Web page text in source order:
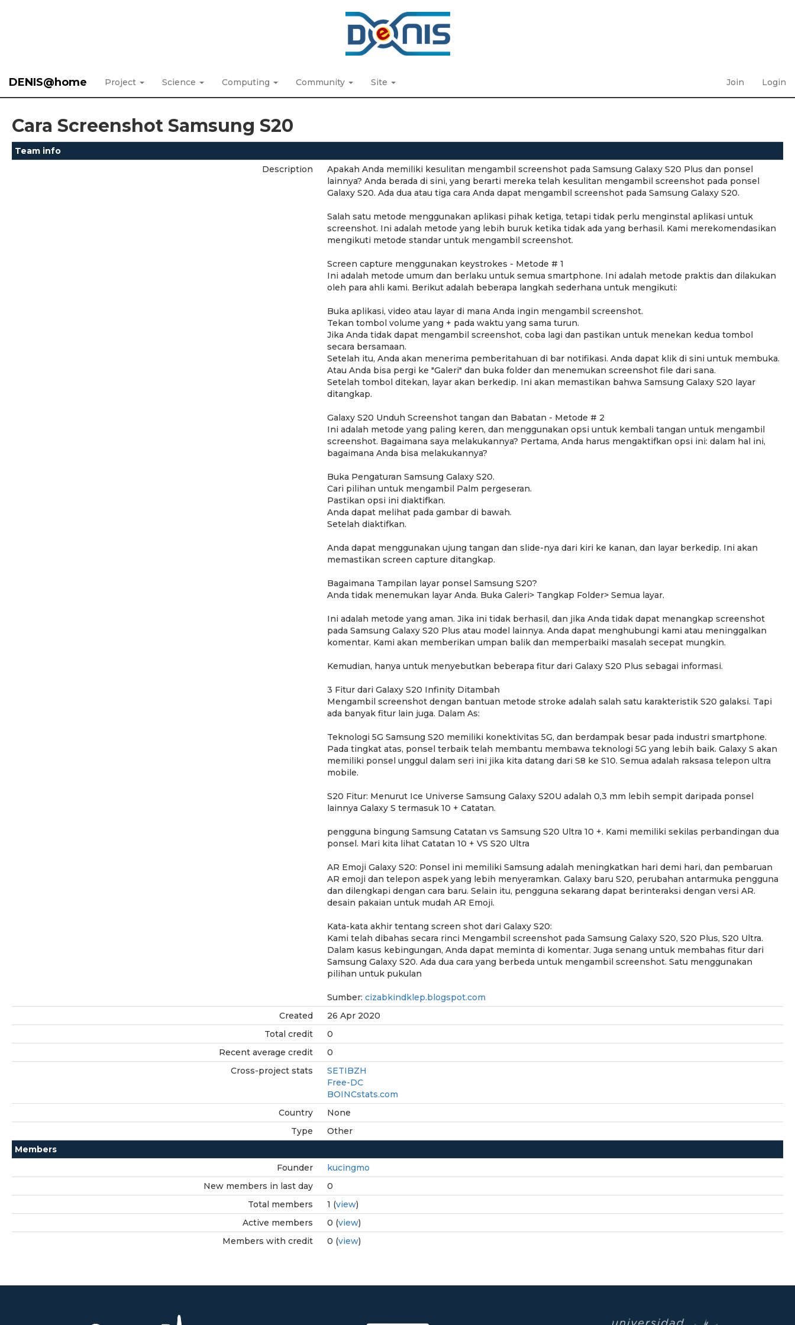
DENIS@home Project Science Computing Community Site Join Login
Cara Screenshot Samsung S20
Team info
Description
Apakah Anda memiliki kesulitan mengambil screenshot pada Samsung Galaxy S20 Plus dan ponsel
lainnya? Anda berada di sini, yang berarti mereka telah kesulitan mengambil screenshot pada ponsel
Galaxy S20. Ada dua atau tiga cara Anda dapat mengambil screenshot pada Samsung Galaxy S20.
Salah satu metode menggunakan aplikasi pihak ketiga, tetapi tidak perlu menginstal aplikasi untuk
screenshot. Ini adalah metode yang lebih buruk ketika tidak ada yang berhasil. Kami merekomendasikan
mengikuti metode standar untuk mengambil screenshot.
Screen capture menggunakan keystrokes - Metode # 1
Ini adalah metode umum dan berlaku untuk semua smartphone. Ini adalah metode praktis dan dilakukan
oleh para ahli kami. Berikut adalah beberapa langkah sederhana untuk mengikuti:
Buka aplikasi, video atau layar di mana Anda ingin mengambil screenshot.
Tekan tombol volume yang + pada waktu yang sama turun.
Jika Anda tidak dapat mengambil screenshot, coba lagi dan pastikan untuk menekan kedua tombol
secara bersamaan.
Setelah itu, Anda akan menerima pemberitahuan di bar notifikasi. Anda dapat klik di sini untuk membuka.
Atau Anda bisa pergi ke "Galeri" dan buka folder dan menemukan screenshot file dari sana.
Setelah tombol ditekan, layar akan berkedip. Ini akan memastikan bahwa Samsung Galaxy S20 layar
ditangkap.
Galaxy S20 Unduh Screenshot tangan dan Babatan - Metode # 2
Ini adalah metode yang paling keren, dan menggunakan opsi untuk kembali tangan untuk mengambil
screenshot. Bagaimana saya melakukannya? Pertama, Anda harus mengaktifkan opsi ini: dalam hal ini,
bagaimana Anda bisa melakukannya?
Buka Pengaturan Samsung Galaxy S20.
Cari pilihan untuk mengambil Palm pergeseran.
Pastikan opsi ini diaktifkan.
Anda dapat melihat pada gambar di bawah.
Setelah diaktifkan.
Anda dapat menggunakan ujung tangan dan slide-nya dari kiri ke kanan, dan layar berkedip. Ini akan
memastikan screen capture ditangkap.
Bagaimana Tampilan layar ponsel Samsung S20?
Anda tidak menemukan layar Anda. Buka Galeri> Tangkap Folder> Semua layar.
Ini adalah metode yang aman. Jika ini tidak berhasil, dan jika Anda tidak dapat menangkap screenshot
pada Samsung Galaxy S20 Plus atau model lainnya. Anda dapat menghubungi kami atau meninggalkan
komentar. Kami akan memberikan umpan balik dan memperbaiki masalah secepat mungkin.
Kemudian, hanya untuk menyebutkan beberapa fitur dari Galaxy S20 Plus sebagai informasi.
3 Fitur dari Galaxy S20 Infinity Ditambah
Mengambil screenshot dengan bantuan metode stroke adalah salah satu karakteristik S20 galaksi. Tapi
ada banyak fitur lain juga. Dalam As:
Teknologi 5G Samsung S20 memiliki konektivitas 5G, dan berdampak besar pada industri smartphone.
Pada tingkat atas, ponsel terbaik telah membantu membawa teknologi 5G yang lebih baik. Galaxy S akan
memiliki ponsel unggul dalam seri ini jika kita datang dari S8 ke S10. Semua adalah raksasa telepon ultra
mobile.
S20 Fitur: Menurut Ice Universe Samsung Galaxy S20U adalah 0,3 mm lebih sempit daripada ponsel
lainnya Galaxy S termasuk 10 + Catatan.
pengguna bingung Samsung Catatan vs Samsung S20 Ultra 10 +. Kami memiliki sekilas perbandingan dua
ponsel. Mari kita lihat Catatan 10 + VS S20 Ultra
AR Emoji Galaxy S20: Ponsel ini memiliki Samsung adalah meningkatkan hari demi hari, dan pembaruan
AR emoji dan telepon aspek yang lebih menyeramkan. Galaxy baru S20, perubahan antarmuka pengguna
dan dilengkapi dengan cara baru. Selain itu, pengguna sekarang dapat berinteraksi dengan versi AR.
desain pakaian untuk mudah AR Emoji.
Kata-kata akhir tentang screen shot dari Galaxy S20:
Kami telah dibahas secara rinci Mengambil screenshot pada Samsung Galaxy S20, S20 Plus, S20 Ultra.
Dalam kasus kebingungan, Anda dapat meminta di komentar. Juga senang untuk membahas fitur dari
Samsung Galaxy S20. Ada dua cara yang berbeda untuk mengambil screenshot. Satu menggunakan
pilihan untuk pukulan
Sumber: cizabkindklep.blogspot.com
Created
26 Apr 2020
Total credit
0
Recent average credit
0
Cross-project stats
SETIBZH
Free-DC
BOINCstats.com
Country
None
Type
Other
Members
Founder
kucingmo
New members in last day
0
Total members
1 (view)
Active members
0 (view)
Members with credit
0 (view)